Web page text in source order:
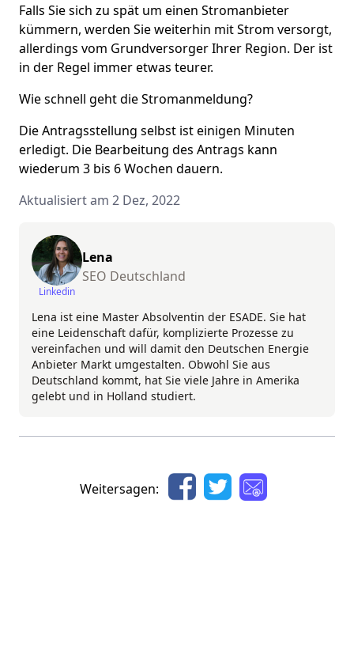
Falls Sie sich zu spät um einen Stromanbieter
kümmern, werden Sie weiterhin mit Strom versorgt,
allerdings vom Grundversorger Ihrer Region. Der ist
in der Regel immer etwas teurer.
Wie schnell geht die Stromanmeldung?
Die Antragsstellung selbst ist einigen Minuten
erledigt. Die Bearbeitung des Antrags kann
wiederum 3 bis 6 Wochen dauern.
Aktualisiert am 2 Dez, 2022
Linkedin
Lena
SEO Deutschland
Lena ist eine Master Absolventin der ESADE. Sie hat
eine Leidenschaft dafür, komplizierte Prozesse zu
vereinfachen und will damit den Deutschen Energie
Anbieter Markt umgestalten. Obwohl Sie aus
Deutschland kommt, hat Sie viele Jahre in Amerika
gelebt und in Holland studiert.
Weitersagen: